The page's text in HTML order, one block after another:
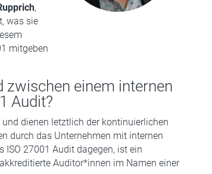
,
was sie
mitgeben
zwischen einem internen
Audit?
dienen letztlich der kontinuierlichen
durch das Unternehmen mit internen
ISO 27001 Audit dagegen, ist ein
Auditor*innen im Namen einer